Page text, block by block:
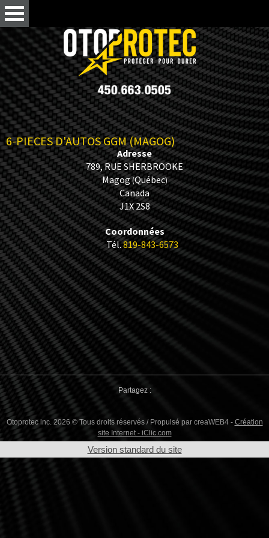
6-PIECES D'AUTOS GGM (MAGOG)
Adresse
789, RUE SHERBROOKE
Magog(Québec)
Canada
J1X 2S8
Coordonnées
Tél.819-843-6573
Partagez :
Otoprotec inc. 2026 © Tous droits réservés / Propulsé par creaWEB4 - Création
site Internet - iClic.com
Version standard du site